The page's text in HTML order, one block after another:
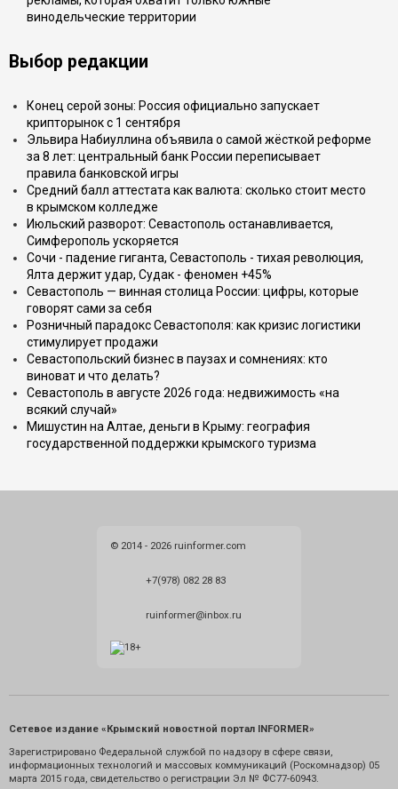
винодельческие территории
Выбор редакции
Конец серой зоны: Россия официально запускает
крипторынок с 1 сентября
Эльвира Набиуллина объявила о самой жёсткой реформе
за 8 лет: центральный банк России переписывает
правила банковской игры
Средний балл аттестата как валюта: сколько стоит место
в крымском колледже
Июльский разворот: Севастополь останавливается,
Симферополь ускоряется
Сочи - падение гиганта, Севастополь - тихая революция,
Ялта держит удар, Судак - феномен +45%
Севастополь — винная столица России: цифры, которые
говорят сами за себя
Розничный парадокс Севастополя: как кризис логистики
стимулирует продажи
Севастопольский бизнес в паузах и сомнениях: кто
виноват и что делать?
Севастополь в августе 2026 года: недвижимость «на
всякий случай»
Мишустин на Алтае, деньги в Крыму: география
государственной поддержки крымского туризма
© 2014 - 2026 ruinformer.com
+7(978) 082 28 83
ruinformer@inbox.ru
Сетевое издание «Крымский новостной портал INFORMER»
Зарегистрировано Федеральной службой по надзору в сфере связи,
информационных технологий и массовых коммуникаций (Роскомнадзор) 05
марта 2015 года, свидетельство о регистрации Эл № ФС77-60943.